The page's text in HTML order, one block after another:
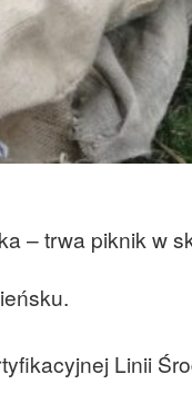
– trwa piknik w
Linii